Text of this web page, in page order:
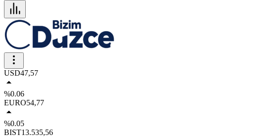
USD47,57
%0.06
EURO54,77
%0.05
BIST13.535,56